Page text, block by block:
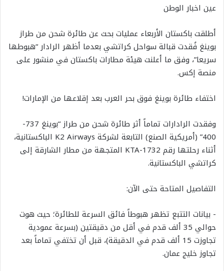
عين اخبار الوطن
أطلقت باكستان الأربعاء عمليات بحث عن طائرة شحن من طراز
بوينغ فُقدت قبالة سواحل كراتشي بعدما أظهر الرادار “هبوطها
سريعا”، وفق ما أعلنت هيئة مطارات باكستان في منشور على
منصة إكس.
‏اختفاء طائرة بوينغ فوق بحر العرب بعد إقلاعها من الإمارات!
‏وفقدت الرادارات تماماً أثر طائرة شحن من طراز “بوينغ 737-
400” (أمريكية الصنع) التابعة لشركة K2 Airways الباكستانية،
أثناء رحلتها رقم KTA-1732 المتجهة من مطار الشارقة إلى
كراتشي الباكستانية.
‏التفاصيل المتاحة حتى الآن:
‏- بيانات التتبع تظهر هبوطاً فائق السرعة للطائرة؛ حيث هوت
حوالي 35 ألف قدم في أقل من دقيقتين (بسرعة عمودية
تجاوزت 15 ألف قدم في الدقيقة)، قبل أن تختفي تماماً بعد
تجاوز خليج عمان.